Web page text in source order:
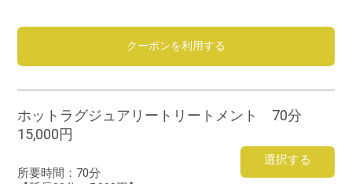
クーポンを利用する
ホットラグジュアリートリートメント 70分
15,000円
選択する
所要時間： 70分